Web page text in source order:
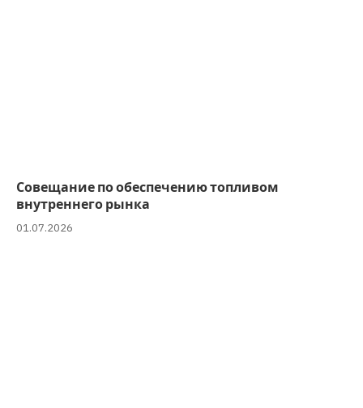
Совещание по обеспечению топливом
внутреннего рынка
01.07.2026